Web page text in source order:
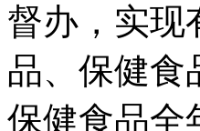
督办，实现
品、保健食
保健食品全